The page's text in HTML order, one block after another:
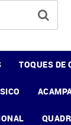
TOQUES DE